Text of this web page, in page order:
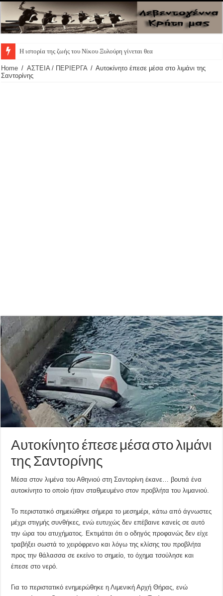
Η ιστορία της ζωής του Νίκου Ξυλούρη γίνεται θεατρική πα
Home / ΑΣΤΕΙΑ / ΠΕΡΙΕΡΓΑ / Αυτοκίνητο έπεσε μέσα στο λιμάνι της
Σαντορίνης
Αυτοκίνητο έπεσε μέσα στο λιμάνι
της Σαντορίνης
Μέσα στον λιμένα του Αθηνιού στη Σαντορίνη έκανε… βουτιά ένα
αυτοκίνητο το οποίο ήταν σταθμευμένο στον προβλήτα του λιμανιού.
Το περιστατικό σημειώθηκε σήμερα το μεσημέρι, κάτω από άγνωστες
μέχρι στιγμής συνθήκες, ενώ ευτυχώς δεν επέβαινε κανείς σε αυτό
την ώρα του ατυχήματος. Εκτιμάται ότι ο οδηγός προφανώς δεν είχε
τραβήξει σωστά το χειρόφρενο και λόγω της κλίσης του προβλήτα
προς την θάλασσα σε εκείνο το σημείο, το όχημα τσούλησε και
έπεσε στο νερό.
Για το περιστατικό ενημερώθηκε η Λιμενική Αρχή Θήρας, ενώ